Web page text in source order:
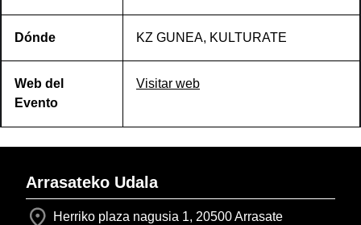
Dónde KZ GUNEA, KULTURATE
Web del
Evento
Visitar web
Arrasateko Udala
Herriko plaza nagusia 1, 20500 Arrasate